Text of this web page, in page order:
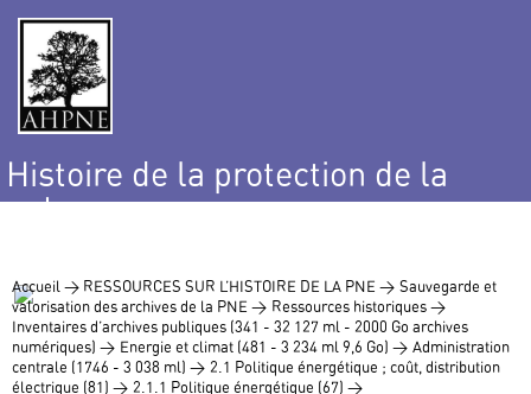
Histoire de la protection de la
nature
Accueil > RESSOURCES SUR L’HISTOIRE DE LA PNE > Sauvegarde et
valorisation des archives de la PNE > Ressources historiques >
Inventaires d’archives publiques (341 - 32 127 ml - 2000 Go archives
numériques) > Energie et climat (481 - 3 234 ml 9,6 Go) > Administration
centrale (1746 - 3 038 ml) > 2.1 Politique énergétique ; coût, distribution
électrique (81) > 2.1.1 Politique énergétique (67) >